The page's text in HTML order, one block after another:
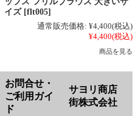
イズ [flt005]
通常販売価格: ¥4,400(税込)
¥4,400(税込)
商品を見る
お問合せ・
ご利用ガイ
ド
サヨリ商店
街株式会社